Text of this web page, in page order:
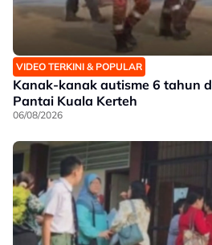
VIDEO TERKINI & POPULAR
Kanak-kanak autisme 6 tahun
Pantai Kuala Kerteh
06/08/2026